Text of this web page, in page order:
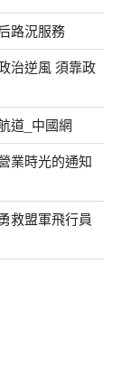
路況服務
治逆風 須靠政
道_中國網
業時光的通知
救盟軍飛行員